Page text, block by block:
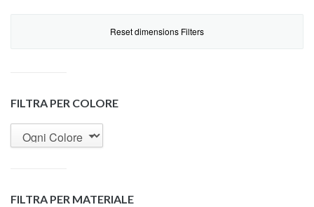
Reset dimensions Filters
FILTRA PER COLORE
FILTRA PER MATERIALE